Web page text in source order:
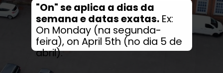
"On" se aplica a dias da
semana e datas exatas.Ex:
On Monday (na segunda-
feira), on April 5th (no dia 5 de
abril).